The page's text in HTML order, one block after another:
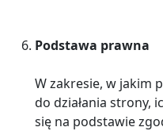
Podstawa prawna
W zakresie, w jakim
do działania strony,
się na podstawie